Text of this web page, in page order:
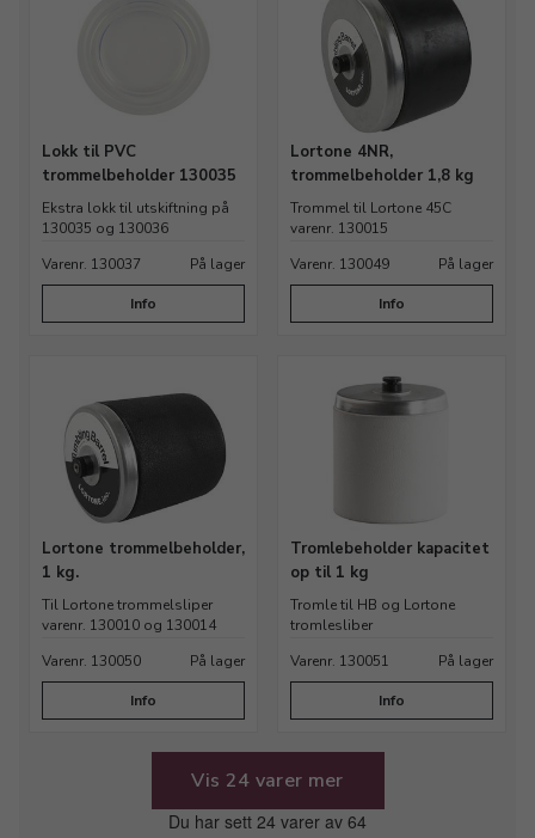
Lokk til PVC
trommelbeholder 130035
Ekstra lokk til utskiftning på
130035 og 130036
Varenr. 130037
På lager
Info
Lortone 4NR,
trommelbeholder 1,8 kg
Trommel til Lortone 45C
varenr. 130015
Varenr. 130049
På lager
Info
Lortone trommelbeholder,
1 kg.
Til Lortone trommelsliper
varenr. 130010 og 130014
Varenr. 130050
På lager
Info
Tromlebeholder kapacitet
op til 1 kg
Tromle til HB og Lortone
tromlesliber
Varenr. 130051
På lager
Info
Vis 24 varer mer
Du har sett 24 varer av 64